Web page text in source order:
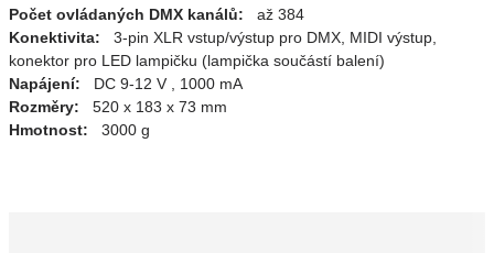
Počet ovládaných DMX kanálů: až 384
Konektivita: 3-pin XLR vstup/výstup pro DMX, MIDI výstup,
konektor pro LED lampičku (lampička součástí balení)
Napájení: DC 9-12 V , 1000 mA
Rozměry: 520 x 183 x 73 mm
Hmotnost: 3000 g